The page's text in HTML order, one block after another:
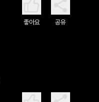
좋아요 공유